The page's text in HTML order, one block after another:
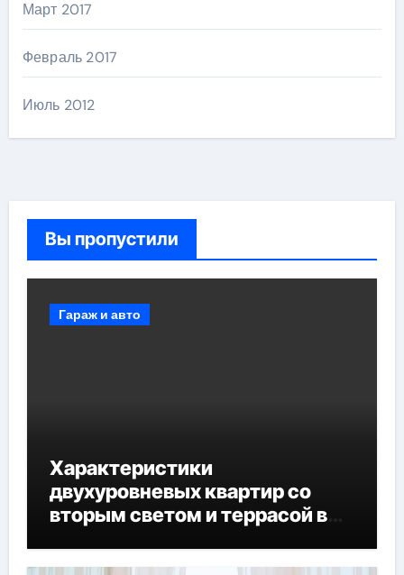
Март 2017
Февраль 2017
Июль 2012
Вы пропустили
Гараж и авто
Характеристики
двухуровневых квартир со
вторым светом и террасой в